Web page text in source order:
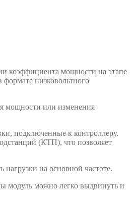
коэффициента мощности на этапе
низковольтного
мощности или изменения
подключенные к контроллеру.
(КТП), что позволяет
на основной частоте.
модуль можно легко выдвинуть и